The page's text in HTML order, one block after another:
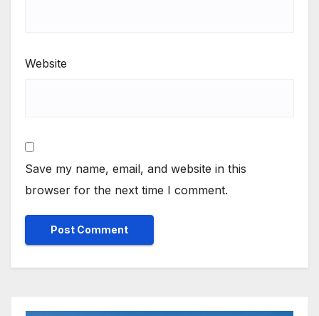
Website
Save my name, email, and website in this
browser for the next time I comment.